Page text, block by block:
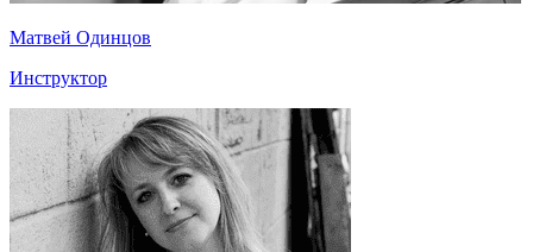
Матвей Одинцов
Инструктор